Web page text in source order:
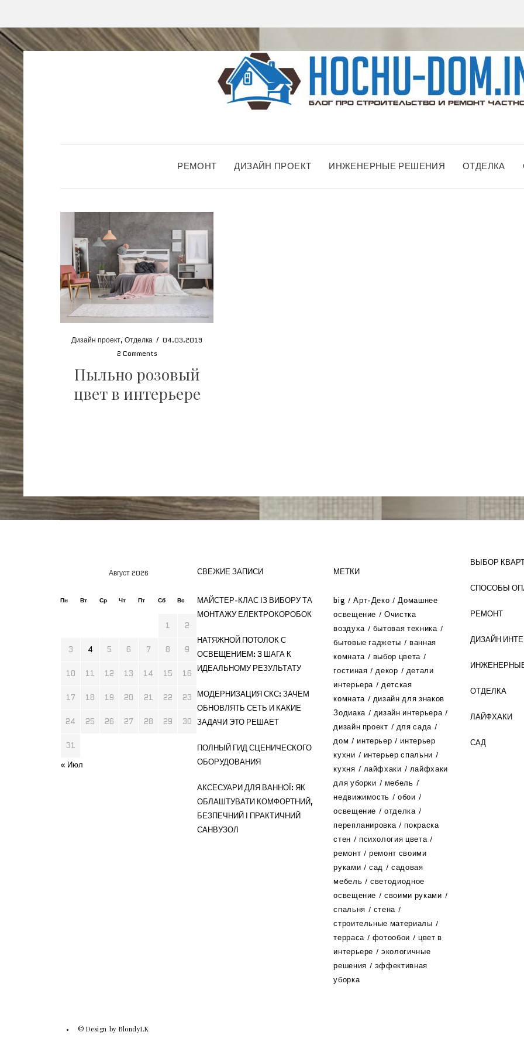
РЕМОНТ ДИЗАЙН ПРОЕКТ ИНЖЕНЕРНЫЕ РЕШЕНИЯ ОТДЕЛКА
Дизайн проект,Отделка / 04.03.2019
2 Comments
Пыльно розовый
цвет в интерьере
Август 2026
Пн Вт Ср Чт Пт Сб Вс
1 2
3 4 5 6 7 8 9
10 11 12 13 14 15 16
17 18 19 20 21 22 23
24 25 26 27 28 29 30
31
« Июл
СВЕЖИЕ ЗАПИСИ
МАЙСТЕР-КЛАС ІЗ ВИБОРУ ТА
МОНТАЖУ ЕЛЕКТРОКОРОБОК
НАТЯЖНОЙ ПОТОЛОК С
ОСВЕЩЕНИЕМ: 3 ШАГА К
ИДЕАЛЬНОМУ РЕЗУЛЬТАТУ
МОДЕРНИЗАЦИЯ СКС: ЗАЧЕМ
ОБНОВЛЯТЬ СЕТЬ И КАКИЕ
ЗАДАЧИ ЭТО РЕШАЕТ
ПОЛНЫЙ ГИД СЦЕНИЧЕСКОГО
ОБОРУДОВАНИЯ
АКСЕСУАРИ ДЛЯ ВАННОЇ: ЯК
ОБЛАШТУВАТИ КОМФОРТНИЙ,
БЕЗПЕЧНИЙ І ПРАКТИЧНИЙ
САНВУЗОЛ
МЕТКИ
big Арт-Деко
Домашнее
освещение
Очистка
воздуха
бытовая техника
бытовые гаджеты
ванная
комната
выбор цвета
гостиная
декор
детали
интерьера
детская
комната
дизайн для знаков
Зодиака
дизайн интерьера
дизайн проект
для сада
дом
интерьер
интерьер
кухни
интерьер спальни
кухня
лайфхаки
лайфхаки
для уборки
мебель
недвижимость
обои
освещение
отделка
перепланировка
покраска
стен
психология цвета
ремонт
ремонт своими
руками
сад
садовая
мебель
светодиодное
освещение
своими руками
спальня
стена
строительные материалы
терраса
фотообои
цвет в
интерьере
экологичные
решения
эффективная
уборка
ВЫБОР
СПОСОБЫ
РЕМОНТ
ДИЗАЙН
ОТДЕЛКА
ЛАЙФХАКИ
САД
© Design by BlondyLK